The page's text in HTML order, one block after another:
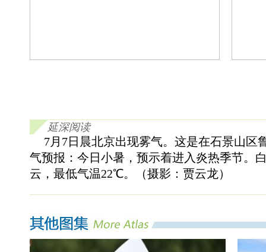
延深阅读
7月 7日晨北京出现雾气。这是在石景山区
气预报：今日小暑，预示着进入炎热季节。
云，最低气温22℃。（摄影：贾云龙）